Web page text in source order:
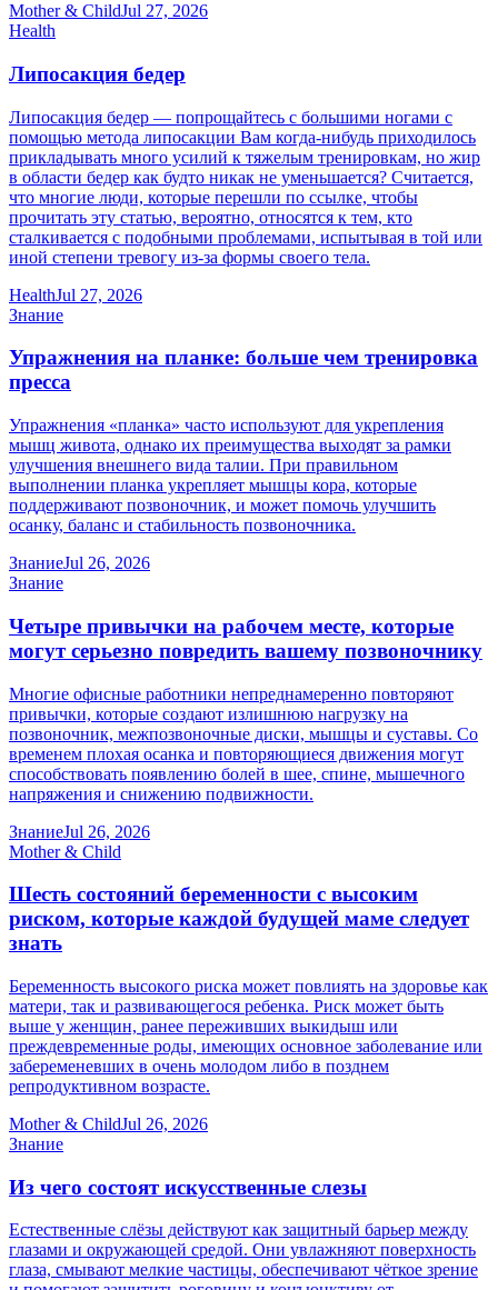
Mother & ChildJul 27, 2026
Health
Липосакция бедер
Липосакция бедер — попрощайтесь с большими ногами с
помощью метода липосакции Вам когда-нибудь приходилось
прикладывать много усилий к тяжелым тренировкам, но жир
в области бедер как будто никак не уменьшается? Считается,
что многие люди, которые перешли по ссылке, чтобы
прочитать эту статью, вероятно, относятся к тем, кто
сталкивается с подобными проблемами, испытывая в той или
иной степени тревогу из-за формы своего тела.
HealthJul 27, 2026
Знание
Упражнения на планке: больше чем тренировка
пресса
Упражнения «планка» часто используют для укрепления
мышц живота, однако их преимущества выходят за рамки
улучшения внешнего вида талии. При правильном
выполнении планка укрепляет мышцы кора, которые
поддерживают позвоночник, и может помочь улучшить
осанку, баланс и стабильность позвоночника.
ЗнаниеJul 26, 2026
Знание
Четыре привычки на рабочем месте, которые
могут серьезно повредить вашему позвоночнику
Многие офисные работники непреднамеренно повторяют
привычки, которые создают излишнюю нагрузку на
позвоночник, межпозвоночные диски, мышцы и суставы. Со
временем плохая осанка и повторяющиеся движения могут
способствовать появлению болей в шее, спине, мышечного
напряжения и снижению подвижности.
ЗнаниеJul 26, 2026
Mother & Child
Шесть состояний беременности с высоким
риском, которые каждой будущей маме следует
знать
Беременность высокого риска может повлиять на здоровье как
матери, так и развивающегося ребенка. Риск может быть
выше у женщин, ранее переживших выкидыш или
преждевременные роды, имеющих основное заболевание или
забеременевших в очень молодом либо в позднем
репродуктивном возрасте.
Mother & ChildJul 26, 2026
Знание
Из чего состоят искусственные слезы
Естественные слёзы действуют как защитный барьер между
глазами и окружающей средой. Они увлажняют поверхность
глаза, смывают мелкие частицы, обеспечивают чёткое зрение